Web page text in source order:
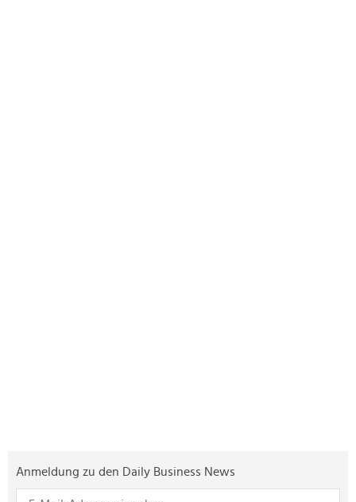
Anmeldung zu den Daily Business News